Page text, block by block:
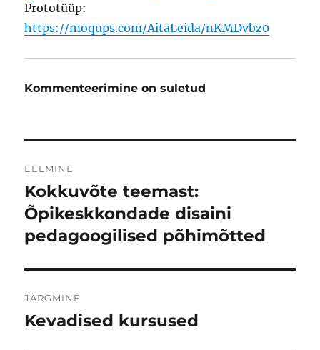
Prototüüp:
https://moqups.com/AitaLeida/nKMDvbz0
Kommenteerimine on suletud
EELMINE
Eelmine
postitus:
Kokkuvõte teemast:
Õpikeskkondade disaini
pedagoogilised põhimõtted
JÄRGMINE
Järgmine
Kevadised kursused